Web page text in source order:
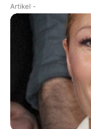
Artikel -